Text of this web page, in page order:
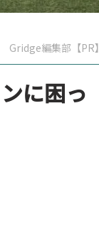
Gridge編集部【PR】
に困っ